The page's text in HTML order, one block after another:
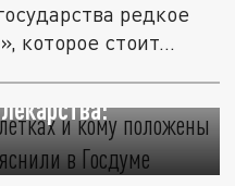
редкое
которое стоит...
и кому